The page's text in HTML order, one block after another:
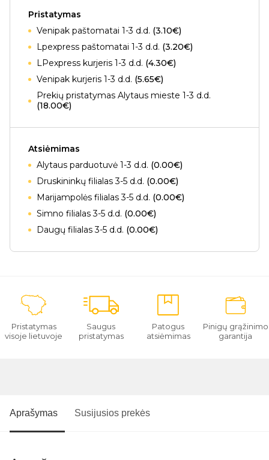
Pristatymas
Venipak paštomatai 1-3 d.d. (3.10€)
Lpexpress paštomatai 1-3 d.d. (3.20€)
LPexpress kurjeris 1-3 d.d. (4.30€)
Venipak kurjeris 1-3 d.d. (5.65€)
Prekių pristatymas Alytaus mieste 1-3 d.d.
(18.00€)
Atsiėmimas
Alytaus parduotuvė 1-3 d.d. (0.00€)
Druskininkų filialas 3-5 d.d. (0.00€)
Marijampolės filialas 3-5 d.d. (0.00€)
Simno filialas 3-5 d.d. (0.00€)
Daugų filialas 3-5 d.d. (0.00€)
Pristatymas
visoje lietuvoje
Saugus
pristatymas
Patogus
atsiėmimas
Pinigų grąžinimo
garantija
Aprašymas Susijusios prekės